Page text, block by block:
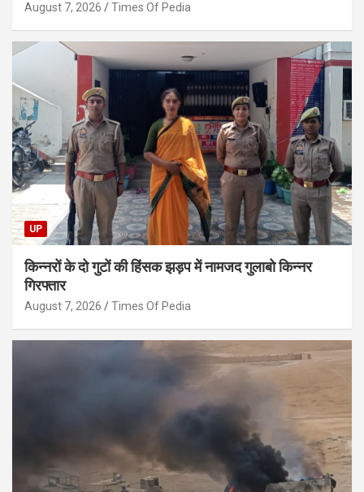
August 7, 2026 Times Of Pedia
UP
किन्नरों के दो गुटों की हिंसक झड़प में नामजद गुलाबो किन्नर
गिरफ्तार
August 7, 2026 Times Of Pedia